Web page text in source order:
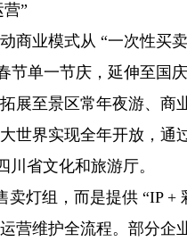
”
商业模式从 “一次性买
节单一节庆，延伸至国
展至景区常年夜游、商
世界实现全年开放，通
省文化和旅游厅。
灯组，而是提供 “IP +
营维护全流程。部分企